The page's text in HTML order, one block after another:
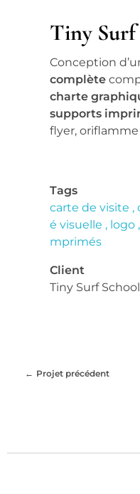
Tiny Surf
Conception
complète
charte
supports
flyer,
Tags
carte de visite
é visuelle
logo
mprimés
Client
Tiny Surf School
Projet précédent